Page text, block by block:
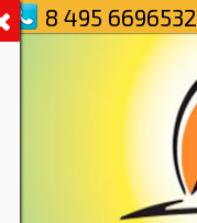
8 495 6696532